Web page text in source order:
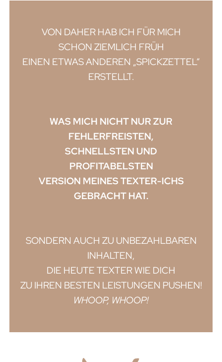
VON DAHER HAB ICH FÜR MICH
SCHON ZIEMLICH FRÜH
EINEN ETWAS ANDEREN „SPICKZETTEL“
ERSTELLT.
WAS MICH NICHT NUR ZUR
FEHLERFREISTEN,
SCHNELLSTEN UND
PROFITABELSTEN
VERSION MEINES TEXTER-ICHS
GEBRACHT HAT.
SONDERN AUCH ZU UNBEZAHLBAREN
INHALTEN,
DIE HEUTE TEXTER WIE DICH
ZU IHREN BESTEN LEISTUNGEN PUSHEN!
WHOOP, WHOOP!